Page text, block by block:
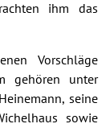
ihm das
Vorschläge
gehören unter
seine
sowie